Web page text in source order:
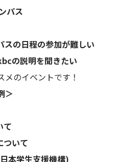
パス
スの日程の参加が難しい
の説明を聞きたい
メのイベントです！
＞
て
いて
本学生支援機構)